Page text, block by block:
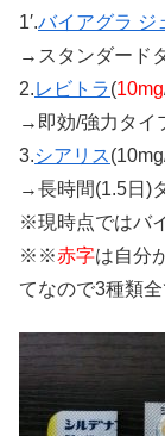
1′.バイアグラ ジ
→スタンダード
2.レビトラ(10mg
→即効/強力タイ
3.シアリス
→長時間(1.5日)
※現時点ではバ
※※赤字は自分
てなので3種類